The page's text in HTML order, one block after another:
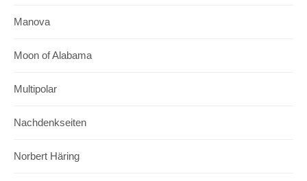
Manova
Moon of Alabama
Multipolar
Nachdenkseiten
Norbert Häring